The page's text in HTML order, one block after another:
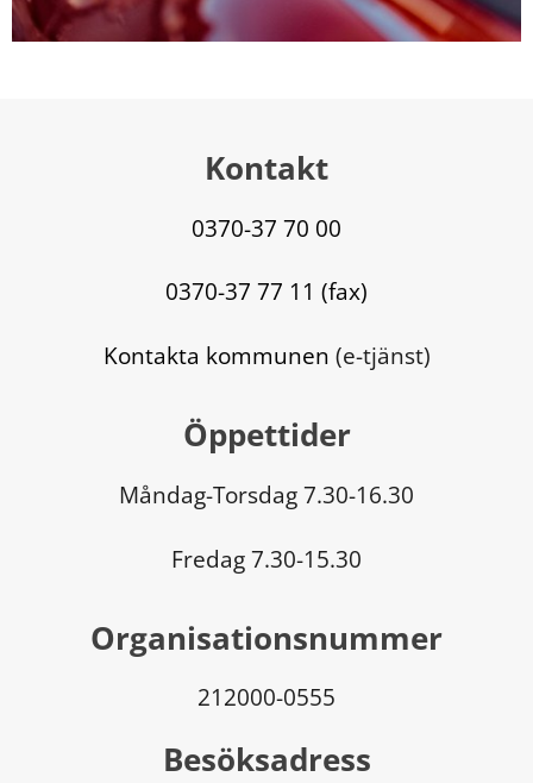
Kontakt
0370-37 70 00
0370-37 77 11 (fax)
Kontakta kommunen (e-tjänst)
Öppettider
Måndag-Torsdag 7.30-16.30
Fredag 7.30-15.30
Organisationsnummer
212000-0555
Besöksadress